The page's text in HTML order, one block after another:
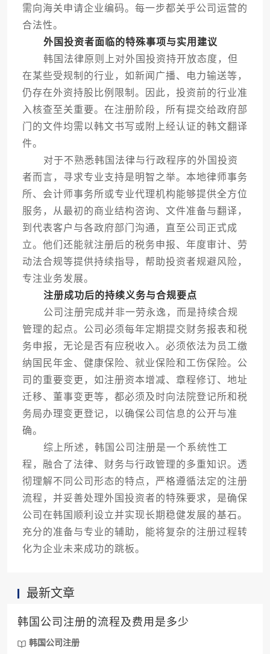
需向海关申请企业编码。每一步都关乎公司运营的
合法性。
外国投资者面临的特殊事项与实用建议
韩国法律原则上对外国投资持开放态度，但
在某些受规制的行业，如新闻广播、电力输送等，
仍存在外资持股比例限制。因此，投资前的行业准
入核查至关重要。在注册阶段，所有提交给政府部
门的文件均需以韩文书写或附上经认证的韩文翻译
件。
对于不熟悉韩国法律与行政程序的外国投资
者而言，寻求专业支持是明智之举。本地律师事务
所、会计师事务所或专业代理机构能够提供全方位
服务，从最初的商业结构咨询、文件准备与翻译，
到代表客户与各政府部门沟通，直至公司正式成
立。他们还能就注册后的税务申报、年度审计、劳
动法合规等提供持续指导，帮助投资者规避风险，
专注业务发展。
注册成功后的持续义务与合规要点
公司注册完成并非一劳永逸，而是持续合规
管理的起点。公司必须每年定期提交财务报表和税
务申报，无论是否有应税收入。必须依法为员工缴
纳国民年金、健康保险、就业保险和工伤保险。公
司的重要变更，如注册资本增减、章程修订、地址
迁移、董事变更等，都必须及时向法院登记所和税
务局办理变更登记，以确保公司信息的公开与准
确。
综上所述，韩国公司注册是一个系统性工
程，融合了法律、财务与行政管理的多重知识。透
彻理解不同公司形态的特点，严格遵循法定的注册
流程，并妥善处理外国投资者的特殊要求，是确保
公司在韩国顺利设立并实现长期稳健发展的基石。
充分的准备与专业的辅助，能将复杂的注册过程转
化为企业未来成功的跳板。
最新文章
韩国公司注册的流程及费用是多少
韩国公司注册